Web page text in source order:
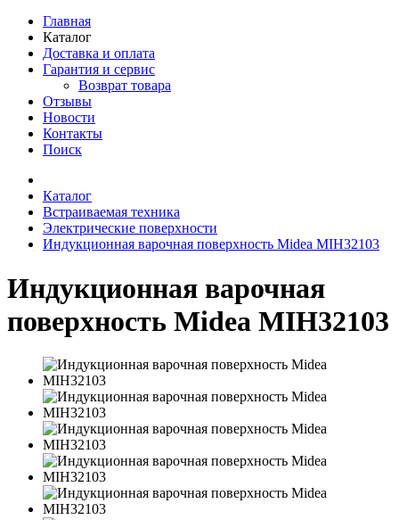
Главная
Каталог
Доставка и оплата
Гарантия и сервис
Возврат товара
Отзывы
Новости
Контакты
Поиск
Каталог
Встраиваемая техника
Электрические поверхности
Индукционная варочная поверхность Midea MIH32103
Индукционная варочная
поверхность Midea MIH32103